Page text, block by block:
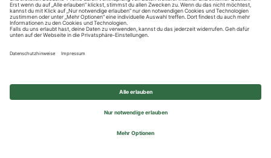
Privatsphäre-Einstellungen
© 2026 REWE Group - All rights reserved